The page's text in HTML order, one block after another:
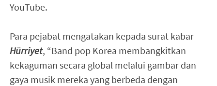
YouTube.
Para pejabat mengatakan kepada surat kabar
Hürriyet, “Band pop Korea membangkitkan
kekaguman secara global melalui gambar dan
gaya musik mereka yang berbeda dengan